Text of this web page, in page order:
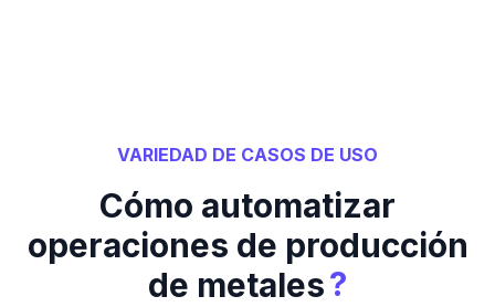
VARIEDAD DE CASOS DE USO
Cómo automatizar
operaciones de producción
de metales?